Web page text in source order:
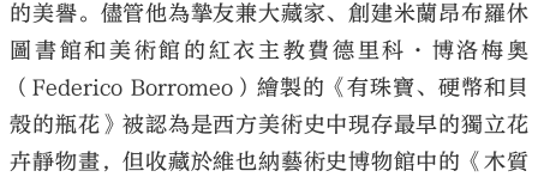
的美譽。儘管他為摯友兼大藏家、創建米蘭昂布羅休
圖書館和美術館的紅衣主教費德里科·博洛梅奧
（Federico Borromeo）繪製的《有珠寶、硬幣和貝
殼的瓶花》被認為是西方美術史中現存最早的獨立花
卉靜物畫，但收藏於維也納藝術史博物館中的《木質